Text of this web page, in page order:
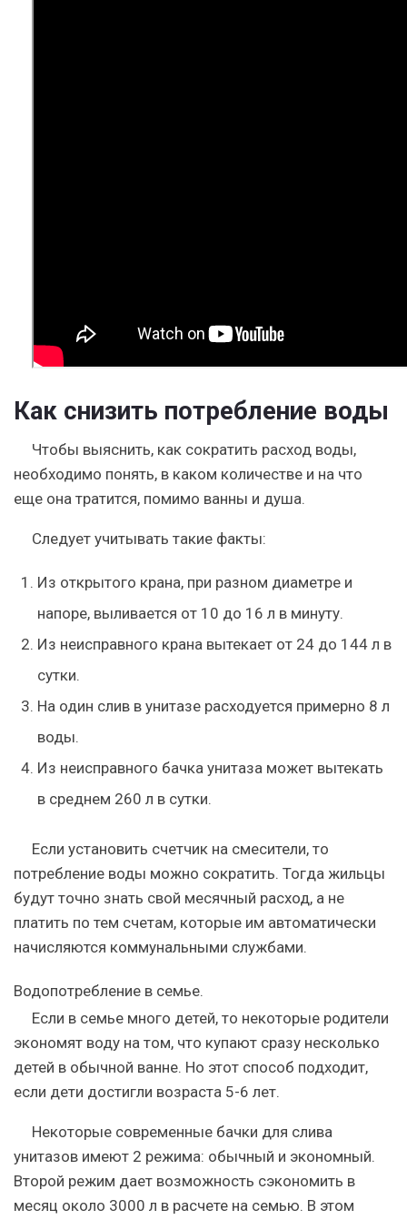
Как снизить потребление воды
Чтобы выяснить, как сократить расход воды,
необходимо понять, в каком количестве и на что
еще она тратится, помимо ванны и душа.
Следует учитывать такие факты:
Из открытого крана, при разном диаметре и
напоре, выливается от 10 до 16 л в минуту.
Из неисправного крана вытекает от 24 до 144 л в
сутки.
На один слив в унитазе расходуется примерно 8 л
воды.
Из неисправного бачка унитаза может вытекать
в среднем 260 л в сутки.
Если установить счетчик на смесители, то
потребление воды можно сократить. Тогда жильцы
будут точно знать свой месячный расход, а не
платить по тем счетам, которые им автоматически
начисляются коммунальными службами.
Водопотребление в семье.
Если в семье много детей, то некоторые родители
экономят воду на том, что купают сразу несколько
детей в обычной ванне. Но этот способ подходит,
если дети достигли возраста 5-6 лет.
Некоторые современные бачки для слива
унитазов имеют 2 режима: обычный и экономный.
Второй режим дает возможность сэкономить в
месяц около 3000 л в расчете на семью. В этом